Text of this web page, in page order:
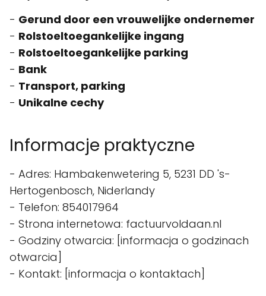
- Gerund door een vrouwelijke ondernemer
- Rolstoeltoegankelijke ingang
- Rolstoeltoegankelijke parking
- Bank
- Transport, parking
- Unikalne cechy
Informacje praktyczne
- Adres: Hambakenwetering 5, 5231 DD 's-
Hertogenbosch, Niderlandy
- Telefon: 854017964
- Strona internetowa: factuurvoldaan.nl
- Godziny otwarcia: [informacja o godzinach
otwarcia]
- Kontakt: [informacja o kontaktach]